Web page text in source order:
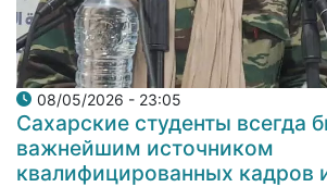
08/05/2026 - 23:05
Сахарские студенты всегда
важнейшим источником
квалифицированных кадров